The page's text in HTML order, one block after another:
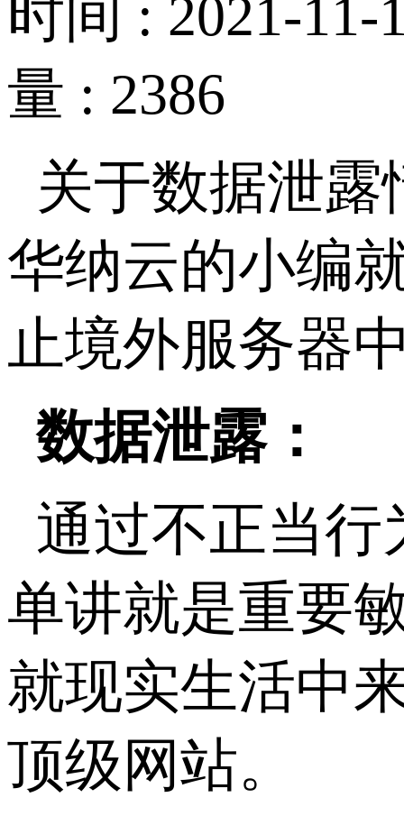
时间 : 2021-11-
量 : 2386
关于数据泄
华纳云的小编
止境外服务器
数据泄露：
通过不正当
单讲就是重要
就现实生活中
顶级网站。